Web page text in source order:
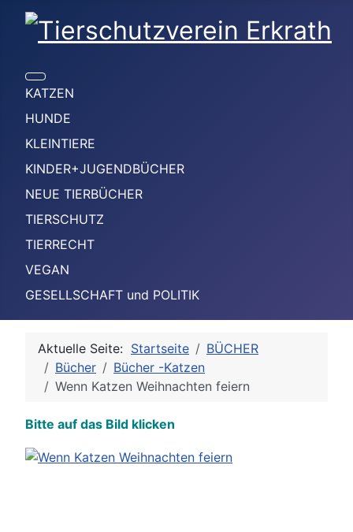
KATZEN
HUNDE
KLEINTIERE
KINDER+JUGENDBÜCHER
NEUE TIERBÜCHER
TIERSCHUTZ
TIERRECHT
VEGAN
GESELLSCHAFT und POLITIK
Aktuelle Seite: Startseite
BÜCHER
Bücher
Bücher -Katzen
Wenn Katzen Weihnachten feiern
Bitte auf das Bild klicken